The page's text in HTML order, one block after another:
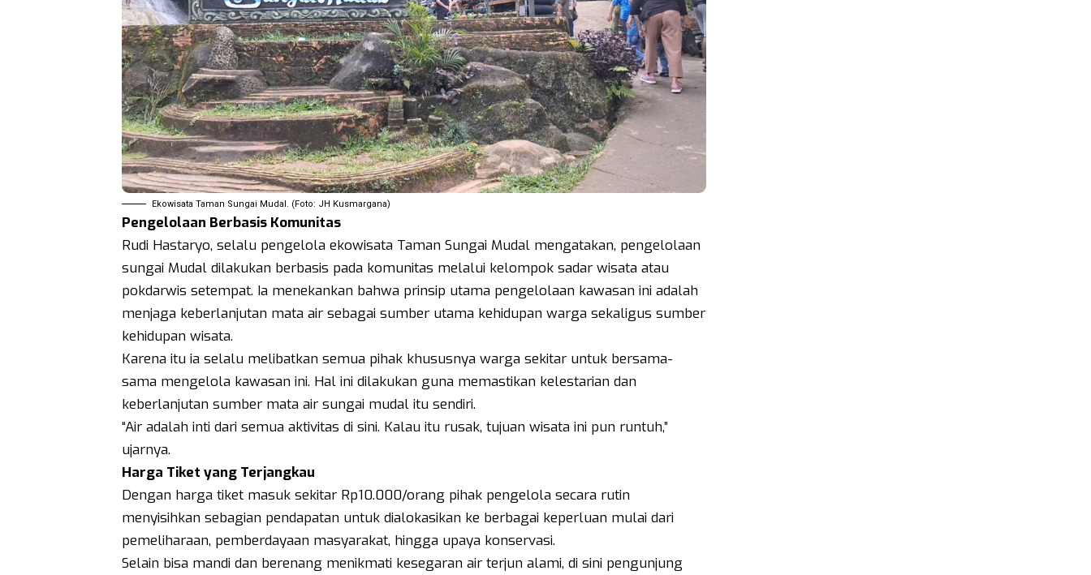
Ekowisata Taman Sungai Mudal. (Foto: JH Kusmargana)
Pengelolaan Berbasis Komunitas
Rudi Hastaryo, selalu pengelola ekowisata Taman Sungai Mudal mengatakan, pengelolaan
sungai Mudal dilakukan berbasis pada komunitas melalui kelompok sadar wisata atau
pokdarwis setempat. Ia menekankan bahwa prinsip utama pengelolaan kawasan ini adalah
menjaga keberlanjutan mata air sebagai sumber utama kehidupan warga sekaligus sumber
kehidupan wisata.
Karena itu ia selalu melibatkan semua pihak khususnya warga sekitar untuk bersama-
sama mengelola kawasan ini. Hal ini dilakukan guna memastikan kelestarian dan
keberlanjutan sumber mata air sungai mudal itu sendiri.
“Air adalah inti dari semua aktivitas di sini. Kalau itu rusak, tujuan wisata ini pun runtuh,”
ujarnya.
Harga Tiket yang Terjangkau
Dengan harga tiket masuk sekitar Rp10.000/orang pihak pengelola secara rutin
menyisihkan sebagian pendapatan untuk dialokasikan ke berbagai keperluan mulai dari
pemeliharaan, pemberdayaan masyarakat, hingga upaya konservasi.
Selain bisa mandi dan berenang menikmati kesegaran air terjun alami, di sini pengunjung